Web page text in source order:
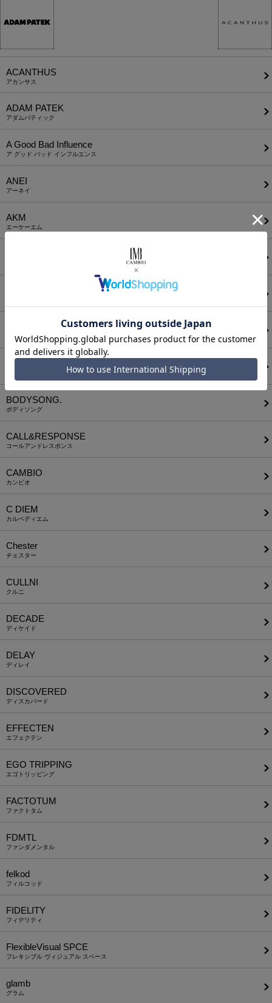
ACANTHUS
アカンサス
ADAM PATEK
アダムパティック
A Good Bad Influence
ア グッド バッド インフルエンス
ANEI
アーネイ
AKM
エーケーエム
ATTACHMENT
アタッチメント
AUI NITE
BODYSONG.
ボディソング
CALL&RESPONSE
コールアンドレスポンス
CAMBIO
カンビオ
C DIEM
カルペディエム
Chester
チェスター
CULLNI
クルニ
DECADE
ディケイド
DELAY
ディレイ
DISCOVERED
ディスカバード
EFFECTEN
エフェクテン
EGO TRIPPING
エゴトリッピング
FACTOTUM
ファクトタム
FDMTL
ファンダメンタル
felkod
フィルコッド
FIDELITY
フィデリティ
FlexibleVisual SPCE
フレキシブル ヴィジュアル スペース
glamb
グラム